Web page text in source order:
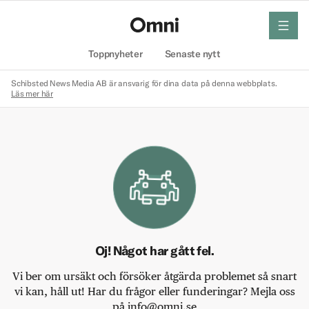
Toppnyheter Senaste nytt
meny
Schibsted News Media AB är ansvarig för dina data på denna webbplats.
Läs mer här
Oj! Något har gått fel.
Vi ber om ursäkt och försöker åtgärda problemet så snart
vi kan, håll ut! Har du frågor eller funderingar? Mejla oss